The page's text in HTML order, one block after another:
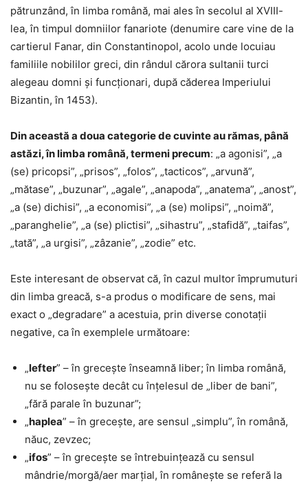
pătrunzând, în limba română, mai ales în secolul al XVIII-
lea, în timpul domniilor fanariote (denumire care vine de la
cartierul Fanar, din Constantinopol, acolo unde locuiau
familiile nobililor greci, din rândul cărora sultanii turci
alegeau domni și funcționari, după căderea Imperiului
Bizantin, în 1453).
Din această a doua categorie de cuvinte au rămas, până
astăzi, în limba română, termeni precum: „a agonisi”, „a
(se) pricopsi”, „prisos”, „folos”, „tacticos”, „arvună”,
„mătase”, „buzunar”, „agale”, „anapoda”, „anatema”, „anost”,
„a (se) dichisi”, „a economisi”, „a (se) molipsi”, „noimă”,
„paranghelie”, „a (se) plictisi”, „sihastru”, „stafidă”, „taifas”,
„tată”, „a urgisi”, „zâzanie”, „zodie” etc.
Este interesant de observat că, în cazul multor împrumuturi
din limba greacă, s-a produs o modificare de sens, mai
exact o „degradare” a acestuia, prin diverse conotații
negative, ca în exemplele următoare:
„lefter” – în grecește înseamnă liber; în limba română,
nu se folosește decât cu înțelesul de „liber de bani”,
„fără parale în buzunar”;
„haplea” – în grecește, are sensul „simplu”, în română,
năuc, zevzec;
„ifos” – în grecește se întrebuințează cu sensul
mândrie/morgă/aer marțial, în românește se referă la